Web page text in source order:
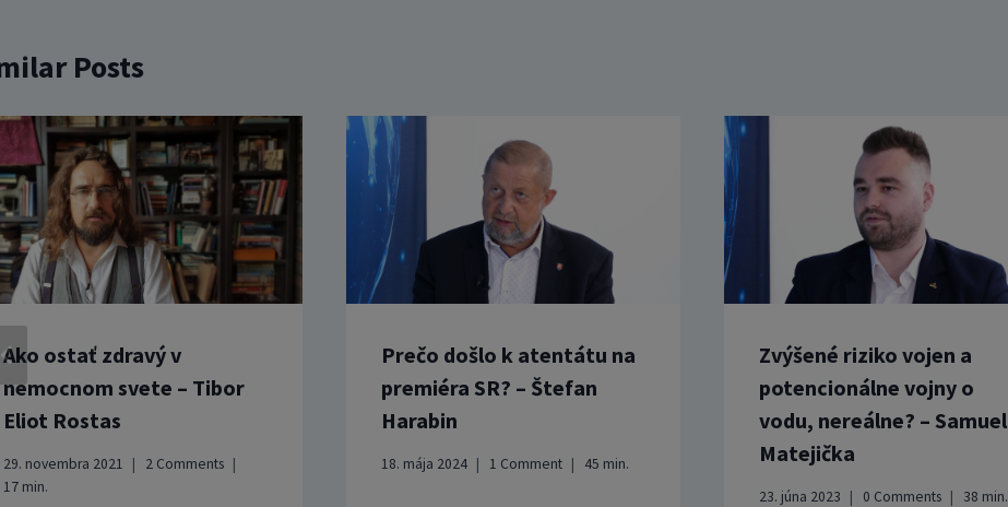
Posts
Ako ostať zdravý v
nemocnom svete – Tibor
Eliot Rostas
29. novembra 2021
2 Comments
17 min.
Prečo došlo k atentátu na
premiéra SR? – Štefan
Harabin
18. mája 2024 1 Comment 45 min.
Zvýšené riziko vojen a
potencionálne vojny o
vodu, nereálne? – Samuel
Matejička
23. júna 2023 0 Comments 38 min.